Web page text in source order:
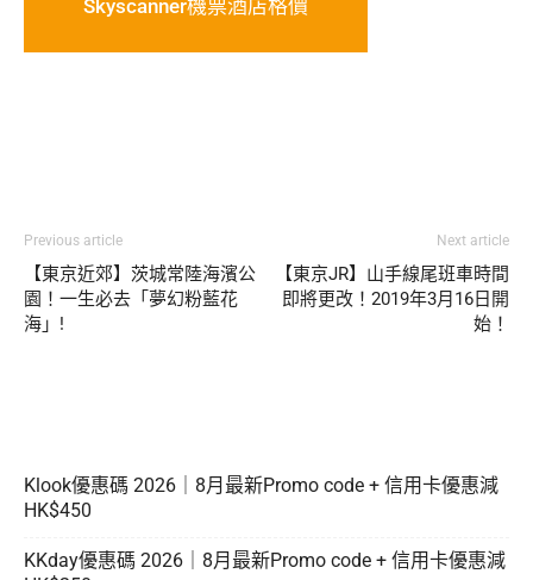
Skyscanner機票酒店格價
Previous article
【東京近郊】茨城常陸海濱公
園！一生必去「夢幻粉藍花
海」!
Next article
【東京JR】山手線尾班車時間
即將更改！2019年3月16日開
始！
Klook優惠碼 2026｜8月最新Promo code + 信用卡優惠減
HK$450
KKday優惠碼 2026｜8月最新Promo code + 信用卡優惠減